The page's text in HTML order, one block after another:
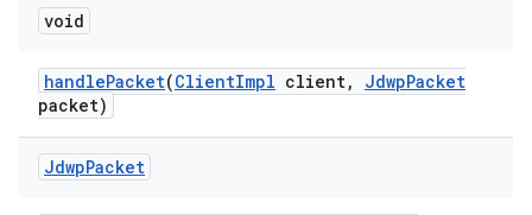
void
handlePacket(ClientImpl client, JdwpPacket
packet)
JdwpPacket